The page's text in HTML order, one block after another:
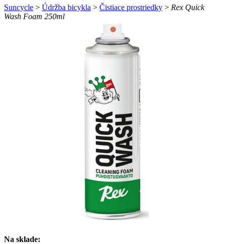
Suncycle > Údržba bicykla > Čistiace prostriedky > Rex Quick
Wash Foam 250ml
Na sklade: